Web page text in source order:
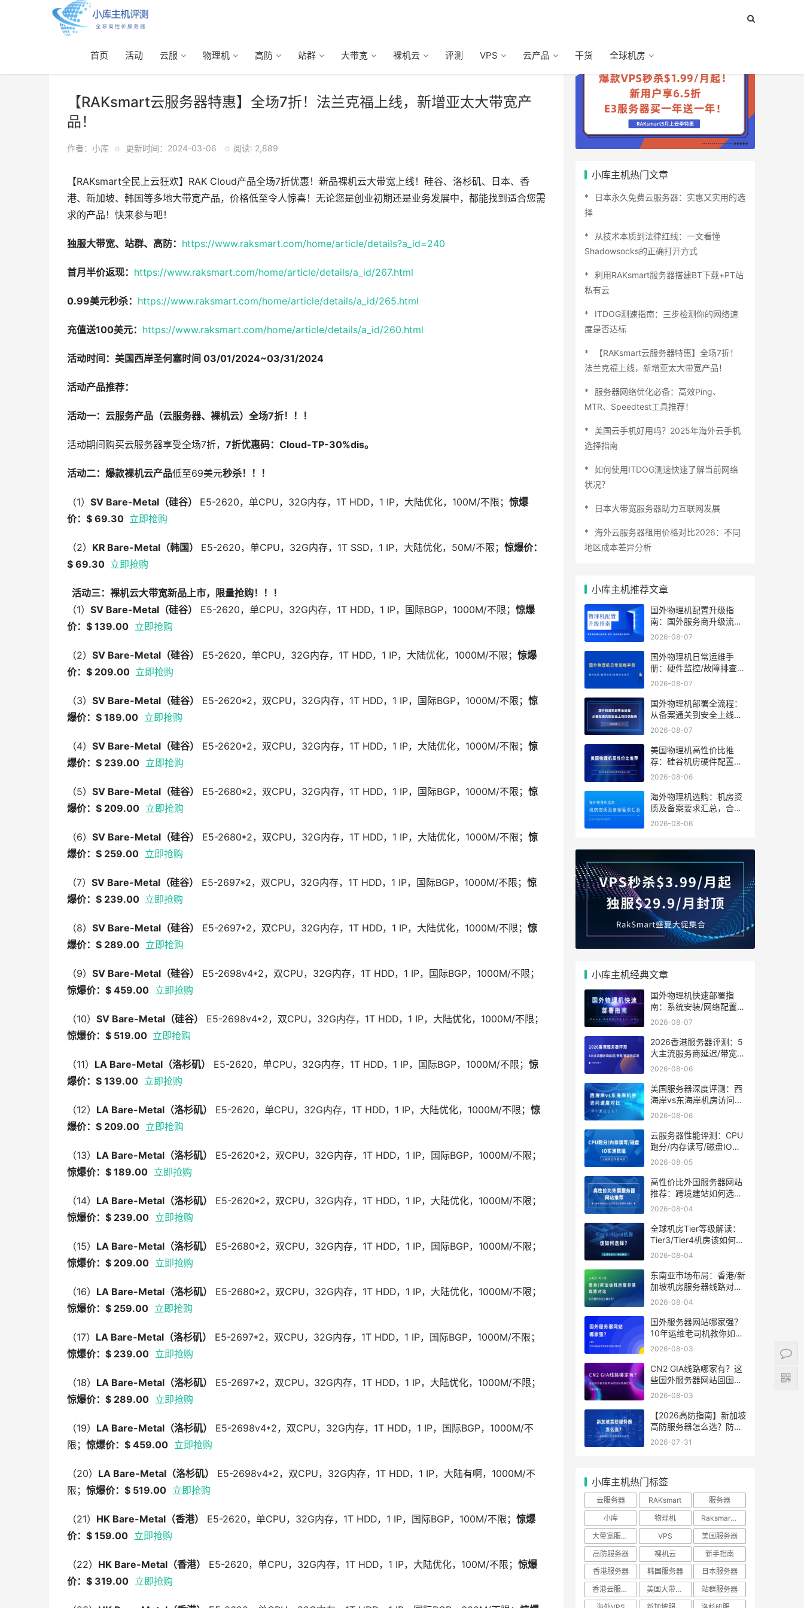
首页 活动 云服 物理机 高防 站群 大带宽 裸机云 评测 VPS 云产品 干货 全球机房
首页> 活动> 正文
【RAKsmart云服务器特惠】全场7折！法兰克福上线，新增亚太大带宽产
品！
作者：小库 o 更新时间：2024-03-06 o 阅读: 2,889
【RAKsmart全民上云狂欢】RAK Cloud产品全场7折优惠！新品裸机云大带宽上线！硅谷、洛杉矶、日本、香
港、新加坡、韩国等多地大带宽产品，价格低至令人惊喜！无论您是创业初期还是业务发展中，都能找到适合您需
求的产品！快来参与吧！
独服大带宽、站群、高防： https://www.raksmart.com/home/article/details?a_id=240
首月半价返现： https://www.raksmart.com/home/article/details/a_id/267.html
0.99美元秒杀： https://www.raksmart.com/home/article/details/a_id/265.html
充值送100美元： https://www.raksmart.com/home/article/details/a_id/260.html
活动时间：美国西岸圣何塞时间 03/01/2024~03/31/2024
活动产品推荐：
活动一：云服务产品（云服务器、裸机云）全场7折！！！
活动期间购买云服务器享受全场7折， 7折优惠码：Cloud-TP-30%dis。
活动二：爆款裸机云产品低至69美元秒杀！！！
（1） SV Bare-Metal （硅谷） E5-2620，单CPU，32G内存，1T HDD，1 IP，大陆优化，100M/不限； 惊爆
价：$ 69.30 立即抢购
（2） KR Bare-Metal （韩国） E5-2620，单CPU，32G内存，1T SSD，1 IP，大陆优化，50M/不限； 惊爆价：
$ 69.30 立即抢购
活动三：裸机云大带宽新品上市，限量抢购！！！
（1） SV Bare-Metal （硅谷） E5-2620，单CPU，32G内存，1T HDD，1 IP，国际BGP，1000M/不限； 惊爆
价：$ 139.00 立即抢购
（2） SV Bare-Metal （硅谷） E5-2620，单CPU，32G内存，1T HDD，1 IP，大陆优化，1000M/不限； 惊爆
价：$ 209.00 立即抢购
（3） SV Bare-Metal （硅谷） E5-2620*2，双CPU，32G内存，1T HDD，1 IP，国际BGP，1000M/不限； 惊
爆价：$ 189.00 立即抢购
（4） SV Bare-Metal （硅谷） E5-2620*2，双CPU，32G内存，1T HDD，1 IP，大陆优化，1000M/不限； 惊
爆价：$ 239.00 立即抢购
（5） SV Bare-Metal （硅谷） E5-2680*2，双CPU，32G内存，1T HDD，1 IP，国际BGP，1000M/不限； 惊
爆价：$ 209.00 立即抢购
（6） SV Bare-Metal （硅谷） E5-2680*2，双CPU，32G内存，1T HDD，1 IP，大陆优化，1000M/不限； 惊
爆价：$ 259.00 立即抢购
（7） SV Bare-Metal （硅谷） E5-2697*2，双CPU，32G内存，1T HDD，1 IP，国际BGP，1000M/不限； 惊
爆价：$ 239.00 立即抢购
（8） SV Bare-Metal （硅谷） E5-2697*2，双CPU，32G内存，1T HDD，1 IP，大陆优化，1000M/不限； 惊
爆价：$ 289.00 立即抢购
（9） SV Bare-Metal （硅谷）
E5-2698v4*2，双CPU，32G内存，1T HDD，1 IP，国际BGP，1000M/不限；
惊爆价：$ 459.00 立即抢购
（10） SV Bare-Metal （硅谷）
E5-2698v4*2，双CPU，32G内存，1T HDD，1 IP，大陆优化，1000M/不限；
惊爆价：$ 519.00 立即抢购
（11） LA Bare-Metal （洛杉矶） E5-2620，单CPU，32G内存，1T HDD，1 IP，国际BGP，1000M/不限； 惊
爆价：$ 139.00 立即抢购
（12） LA Bare-Metal （洛杉矶） E5-2620，单CPU，32G内存，1T HDD，1 IP，大陆优化，1000M/不限； 惊
爆价：$ 209.00 立即抢购
（13） LA Bare-Metal （洛杉矶）
E5-2620*2，双CPU，32G内存，1T HDD，1 IP，国际BGP，1000M/不限；
惊爆价：$ 189.00 立即抢购
（14） LA Bare-Metal （洛杉矶）
E5-2620*2，双CPU，32G内存，1T HDD，1 IP，大陆优化，1000M/不限；
惊爆价：$ 239.00 立即抢购
（15） LA Bare-Metal （洛杉矶）
E5-2680*2，双CPU，32G内存，1T HDD，1 IP，国际BGP，1000M/不限；
惊爆价：$ 209.00 立即抢购
（16） LA Bare-Metal （洛杉矶）
E5-2680*2，双CPU，32G内存，1T HDD，1 IP，大陆优化，1000M/不限；
惊爆价：$ 259.00 立即抢购
（17） LA Bare-Metal （洛杉矶）
E5-2697*2，双CPU，32G内存，1T HDD，1 IP，国际BGP，1000M/不限；
惊爆价：$ 239.00 立即抢购
（18） LA Bare-Metal （洛杉矶）
E5-2697*2，双CPU，32G内存，1T HDD，1 IP，大陆优化，1000M/不限；
惊爆价：$ 289.00 立即抢购
（19） LA Bare-Metal （洛杉矶）
E5-2698v4*2，双CPU，32G内存，1T HDD，1 IP，国际BGP，1000M/不
限； 惊爆价：$ 459.00 立即抢购
（20） LA Bare-Metal （洛杉矶）
E5-2698v4*2，双CPU，32G内存，1T HDD，1 IP，大陆有啊，1000M/不
限； 惊爆价：$ 519.00 立即抢购
（21） HK Bare-Metal （香港） E5-2620，单CPU，32G内存，1T HDD，1 IP，国际BGP，100M/不限； 惊爆
价：$ 159.00 立即抢购
（22） HK Bare-Metal （香港） E5-2620，单CPU，32G内存，1T HDD，1 IP，大陆优化，100M/不限； 惊爆
价：$ 319.00 立即抢购
小库主机热门文章
日本永久免费云服务器：实惠又实用的选
择
从技术本质到法律红线：一文看懂
Shadowsocks的正确打开方式
利用RAKsmart服务器搭建BT下载+PT站
私有云
ITDOG测速指南：三步检测你的网络速
度是否达标
【RAKsmart云服务器特惠】全场7折！
法兰克福上线，新增亚太大带宽产品！
服务器网络优化必备：高效Ping、
MTR、Speedtest工具推荐！
美国云手机好用吗？2025年海外云手机
选择指南
如何使用ITDOG测速快速了解当前网络
状况？
日本大带宽服务器助力互联网发展
海外云服务器租用价格对比2026：不同
地区成本差异分析
小库主机推荐文章
国外物理机配置升级指
南：国外服务商升级流程/
成本/业务中断风险对比
2026-08-07
国外物理机日常运维手
册：硬件监控/故障排查/
性能优化技巧
2026-08-07
国外物理机部署全流程：
从备案通关到安全上线终
极指南
2026-08-07
美国物理机高性价比推
荐：硅谷机房硬件配置及
带宽方案怎么选？
2026-08-06
海外物理机选购：机房资
质及备案要求汇总，合规
与性能如何兼得？
2026-08-06
小库主机经典文章
国外物理机快速部署指
南：系统安装/网络配置/
安全防护一步到位
2026-08-07
2026香港服务器评测：5
大主流服务商延迟/带宽/
稳定性实测
2026-08-06
美国服务器深度评测：西
海岸vs东海岸机房访问速
度对比，哪个更适合你？
2026-08-06
云服务器性能评测：CPU
跑分/内存读写/磁盘IO实
测数据
2026-08-05
高性价比外国服务器网站
推荐：跨境建站如何选到
靠谱又省钱的方案？
2026-08-04
全球机房Tier等级解读：
Tier3/Tier4机房该如何选
择？
2026-08-04
东南亚市场布局：香港/新
加坡机房服务器线路对
比，谁更适合你的出海业
2026-08-04
国外服务器网站哪家强？
10年运维老司机教你如何
分辨好坏
2026-08-03
CN2 GIA线路哪家有？这
些国外服务器网站回国线
路最优化
2026-08-03
【2026高防指南】新加坡
高防服务器怎么选？防御
能力与线路性价比排行
2026-07-31
小库主机热门标签
云服务器 RAKsmart
服务器
小库
物理机
Raksmart优惠
大带宽服务器
VPS
美国服务器
高防服务器
裸机云
新手指南
香港服务器
韩国服务器
日本服务器
香港云服务器
美国大带宽服务器
站群服务器